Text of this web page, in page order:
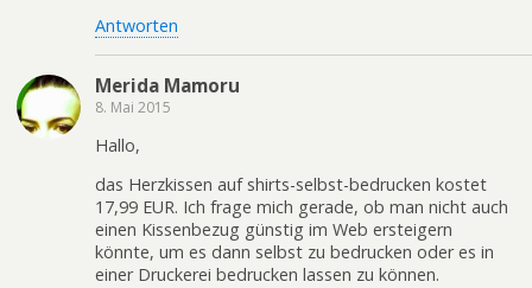
Antworten
Merida Mamoru
8. Mai 2015
Hallo,
das Herzkissen auf shirts-selbst-bedrucken kostet
17,99 EUR. Ich frage mich gerade, ob man nicht auch
einen Kissenbezug günstig im Web ersteigern
könnte, um es dann selbst zu bedrucken oder es in
einer Druckerei bedrucken lassen zu können.